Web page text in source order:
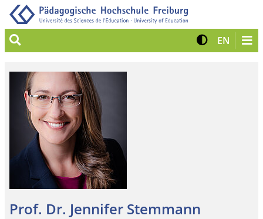
Suche Kontrast
EN Zur
Prof. Dr. Jennifer Stemmann